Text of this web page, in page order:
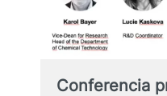
Conferencia